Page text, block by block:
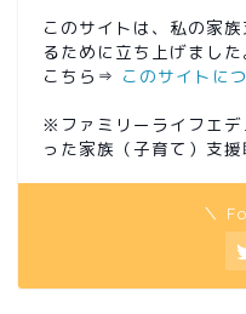
このサイトは、私の家
るために立ち上げまし
こちら⇒ このサイトに
※ファミリーライフエデ
った家族（子育て）支援
＼